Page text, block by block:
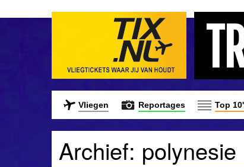
Vliegen Reportages Top
Archief: polynesie